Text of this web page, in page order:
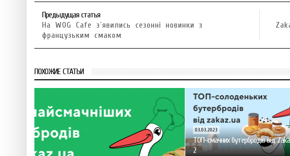
Предыдущая статья
На WOG Cafe з`явились сезонні новинки з
французьким смаком
ПОХОЖИЕ СТАТЬИ
03.03.2023
ТОП-смачних бутербродів від
2